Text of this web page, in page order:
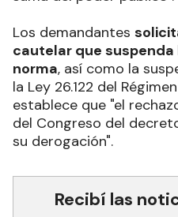
Los demandantes
cautelar que
norma, así como la
la Ley 26.122 del
establece que "el
del Congreso del
su derogación".
Recibí las